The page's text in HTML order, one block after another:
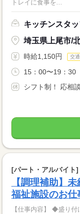
トレイに食事を...
キッチンスタ
埼玉県上尾市/
時給1,150円 交
15：00〜19：30
シフト制！ 応相
[パート・アルバイト]
【調理補助】
福祉施設のお仕
【仕事内容】 ◆盛り付